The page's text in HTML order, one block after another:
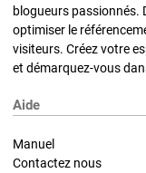
blogueurs passionnés.
optimiser le
visiteurs. Créez votre
et démarquez-vous
Aide
Manuel
Contactez nous